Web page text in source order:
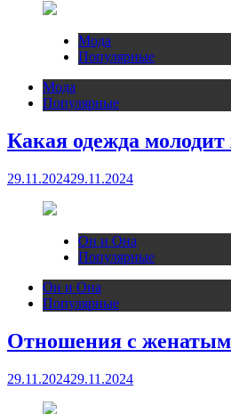
Мода
Популярные
Мода
Популярные
Какая одежда
29.11.202429.11.2024
Он и Она
Популярные
Он и Она
Популярные
Отношения с
29.11.202429.11.2024